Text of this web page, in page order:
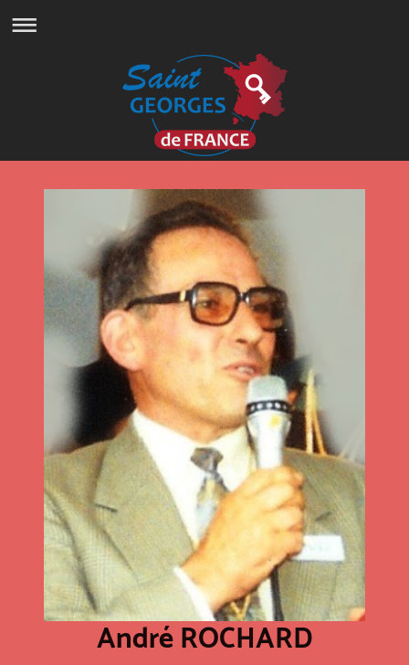
André ROCHARD